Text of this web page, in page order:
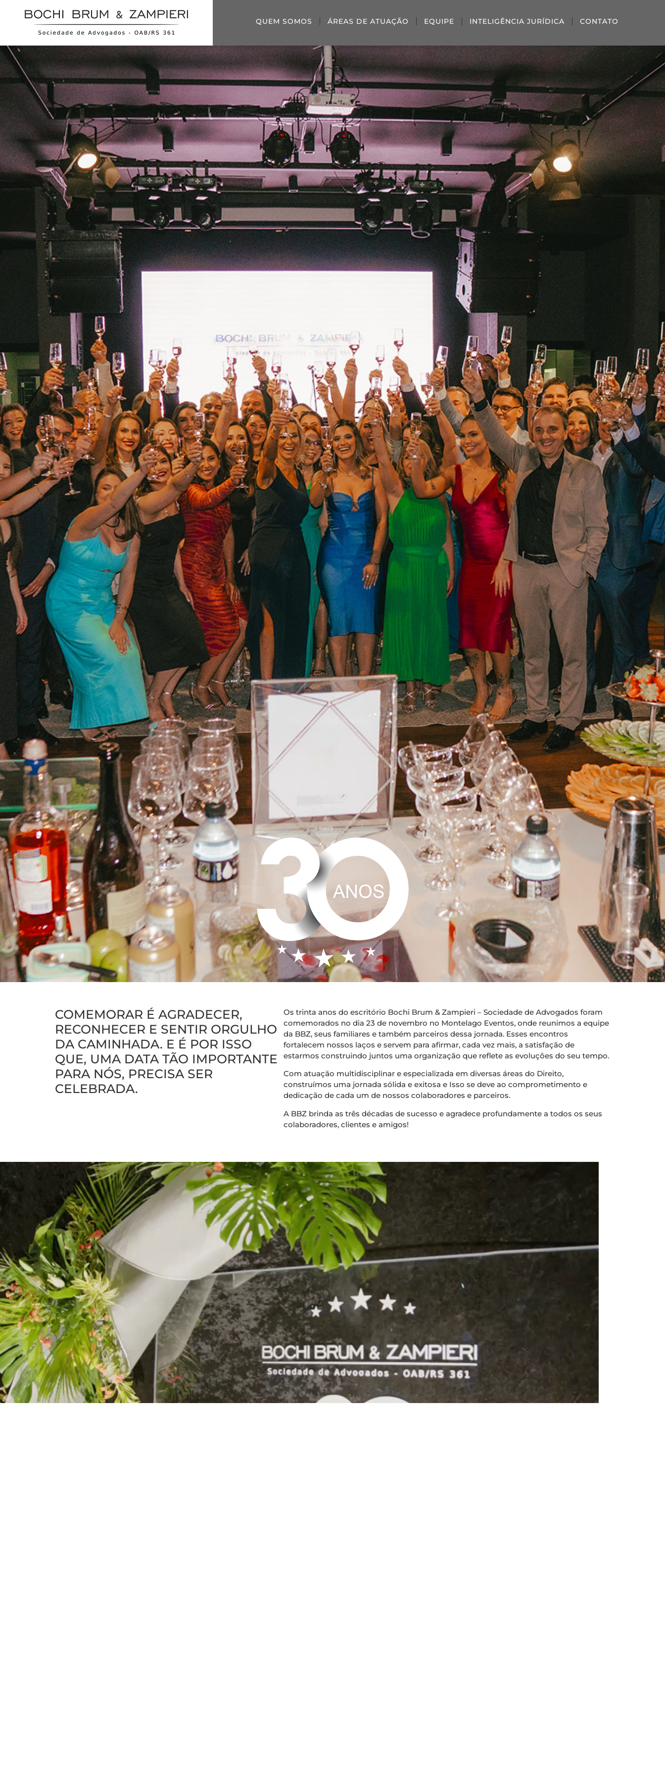
QUEM SOMOS ÁREAS DE ATUAÇÃO EQUIPE INTELIGÊNCIA JURÍDICA CONTATO
COMEMORAR É AGRADECER,
RECONHECER E SENTIR ORGULHO
DA CAMINHADA. E É POR ISSO
QUE, UMA DATA TÃO IMPORTANTE
PARA NÓS, PRECISA SER
CELEBRADA.
Os trinta anos do escritório Bochi Brum & Zampieri – Sociedade de Advogados foram
comemorados no dia 23 de novembro no Montelago Eventos, onde reunimos a equipe
da BBZ, seus familiares e também parceiros dessa jornada. Esses encontros
fortalecem nossos laços e servem para afirmar, cada vez mais, a satisfação de
estarmos construindo juntos uma organização que reflete as evoluções do seu tempo.
Com atuação multidisciplinar e especializada em diversas áreas do Direito,
construímos uma jornada sólida e exitosa e Isso se deve ao comprometimento e
dedicação de cada um de nossos colaboradores e parceiros.
A BBZ brinda as três décadas de sucesso e agradece profundamente a todos os seus
colaboradores, clientes e amigos!